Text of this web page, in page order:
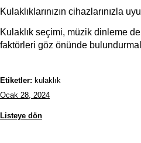
Kulaklıklarınızın cihazlarınızla
Kulaklık seçimi, müzik dinleme
faktörleri göz önünde
Etiketler: kulaklık
Ocak 28, 2024
Listeye dön